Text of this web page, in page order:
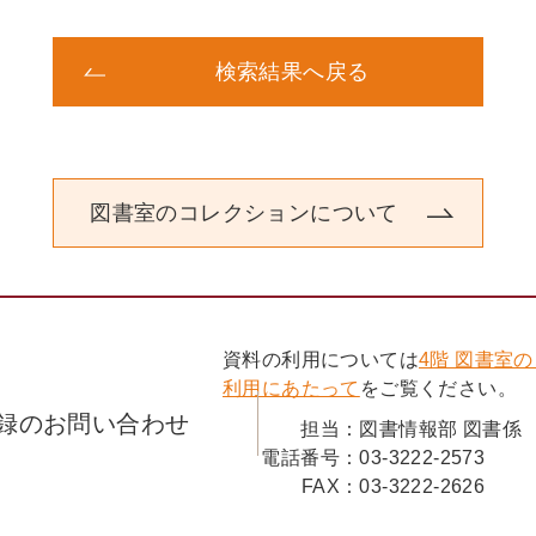
サハリン時代（吉田知子）
戦争の〈おかげ〉（中村メイコ）
検索結果へ戻る
図書室のコレクションについて
のお問い合わせ
資料の利用については4階 図書室
利用にあたって をご覧ください。
担当： 図書情報部 図書係
電話番号：03-3222-2573
FAX：03-3222-2626